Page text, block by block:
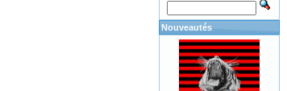
Nouveautés